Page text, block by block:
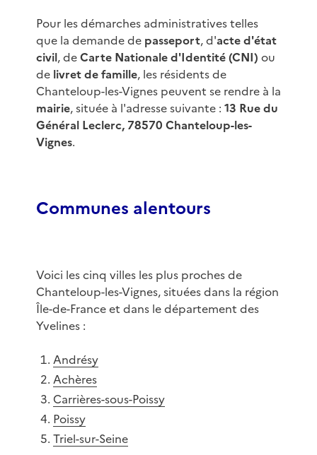
Pour les démarches administratives telles
que la demande de passeport, d'acte d'état
civil, deCarte Nationale d'Identité (CNI) ou
de livret de famille, les résidents de
Chanteloup-les-Vignes peuvent se rendre à la
mairie, située à l'adresse suivante : 13 Rue du
Général Leclerc, 78570 Chanteloup-les-
Vignes.
Communes alentours
Voici les cinq villes les plus proches de
Chanteloup-les-Vignes, situées dans la région
Île-de-France et dans le département des
Yvelines :
Andrésy
Achères
Carrières-sous-Poissy
Poissy
Triel-sur-Seine